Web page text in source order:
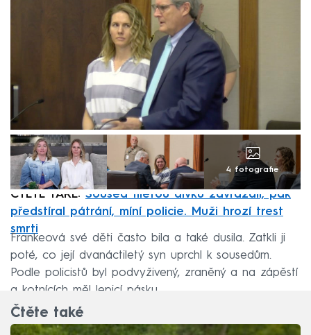
4 fotografie
ČTĚTE TAKÉ: Soused 11letou dívku zavraždil, pak
předstíral pátrání, míní policie. Muži hrozí trest
smrti
Frankeová své děti často bila a také dusila. Zatkli ji
poté, co její dvanáctiletý syn uprchl k sousedům.
Podle policistů byl podvyživený, zraněný a na zápěstí
a kotnících měl lepicí pásku.
Čtěte také